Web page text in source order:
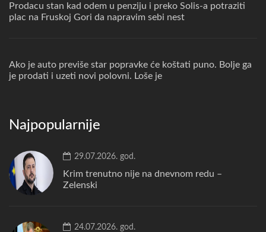
Prodacu stan kad odem u penziju i preko Solis-a potraziti
plac na Fruskoj Gori da napravim sebi nest
Ako je auto previše star popravke će koštati puno. Bolje ga
je prodati i uzeti novi polovni. Loše je
Najpopularnije
29.07.2026. god.
Krim trenutno nije na dnevnom redu –
Zelenski
24.07.2026. god.